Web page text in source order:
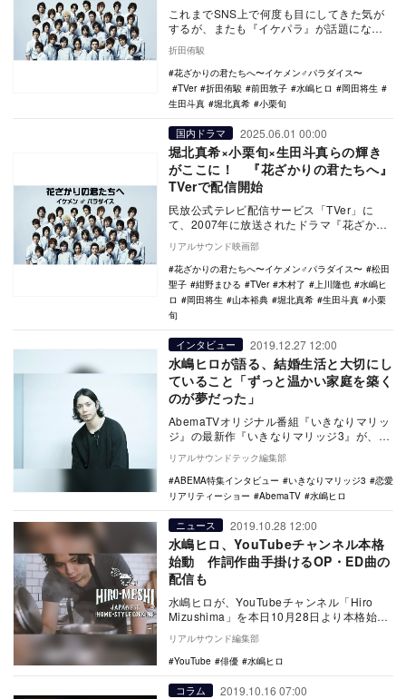
これまでSNS上で何度も目にしてきた気が
するが、またも『イケパラ』が話題になっ
～イ…
折田侑駿
花ざかりの君たちへ〜イケメン♂パラダイス〜
TVer
折田侑駿 前田敦子 水嶋ヒロ
岡田将生
生田斗真
堀北真希 小栗旬
国内ドラマ 2025.06.01 00:00
堀北真希×小栗旬×生田斗真らの輝き
がここに！ 『花ざかりの君たちへ』
TVerで配信開始
民放公式テレビ配信サービス「TVer」に
て、2007年に放送されたドラマ『花ざかり
の君たちへ～イケメン♂パラダイス～』（フ
ジテレ…
リアルサウンド映画部
花ざかりの君たちへ〜イケメン♂パラダイス〜
松田
聖子
紺野まひる TVer 木村了 上川隆也
水嶋ヒ
ロ
岡田将生 山本裕典 堀北真希 生田斗真
小栗
旬
インタビュー 2019.12.27 12:00
水嶋ヒロが語る、結婚生活と大切にし
ていること「ずっと温かい家庭を築く
のが夢だった」
AbemaTVオリジナル番組『いきなりマリッ
ジ』の最新作『いきなりマリッジ3』が、現
在放送されている。本作は、初対面の男女
が出会…
リアルサウンドテック編集部
ABEMA特集インタビュー
いきなりマリッジ3
恋愛
リアリティーショー
AbemaTV 水嶋ヒロ
ニュース 2019.10.28 12:00
水嶋ヒロ、YouTubeチャンネル本格
始動 作詞作曲手掛けるOP・ED曲の
配信も
水嶋ヒロが、YouTubeチャンネル「Hiro
Mizushima」を本日10月28日より本格始動
した。 『BANZAI JA…
リアルサウンド編集部
YouTube
俳優 水嶋ヒロ
コラム 2019.10.16 07:00